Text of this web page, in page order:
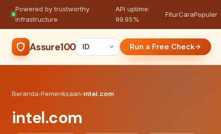
Powered by trustworthy
infrastructure
·
API uptime:
99.95%
FiturCaraPopuler
Assure100 Run a Free Check
Beranda›Pemeriksaan›intel.com
intel.com